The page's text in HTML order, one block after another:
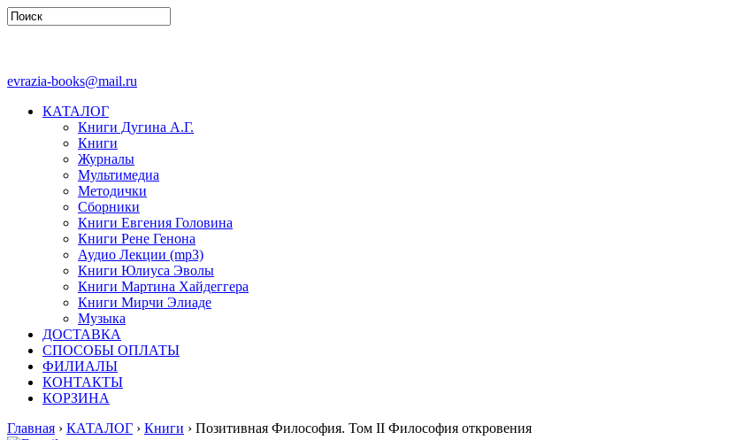
evrazia-books@mail.ru
КАТАЛОГ
Книги Дугина А.Г.
Книги
Журналы
Мультимедиа
Методички
Сборники
Книги Евгения Головина
Книги Рене Генона
Аудио Лекции (mp3)
Книги Юлиуса Эволы
Книги Мартина Хайдеггера
Книги Мирчи Элиаде
Музыка
ДОСТАВКА
СПОСОБЫ ОПЛАТЫ
ФИЛИАЛЫ
КОНТАКТЫ
КОРЗИНА
Главная › КАТАЛОГ › Книги › Позитивная Философия. Том II Философия откровения